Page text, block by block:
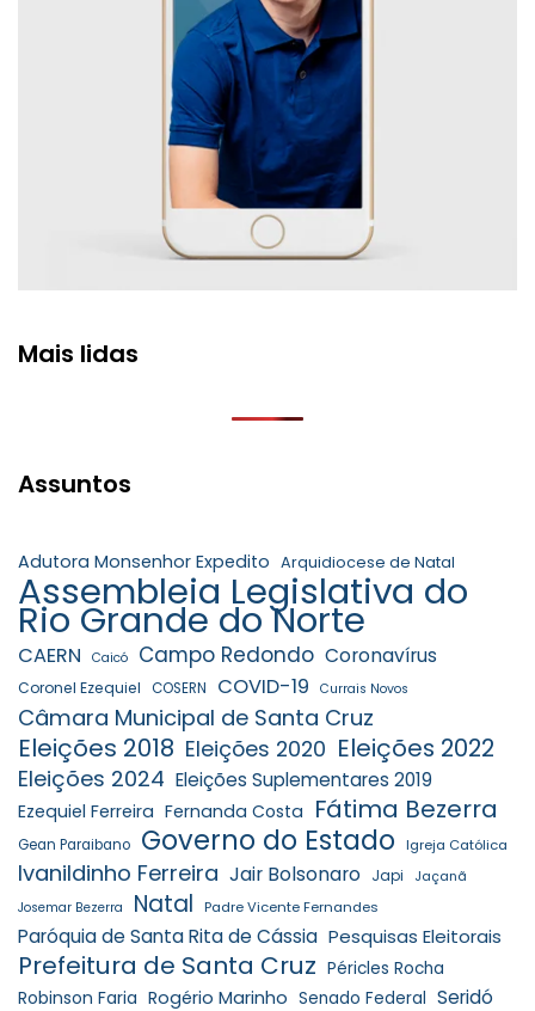
Mais lidas
Assuntos
Adutora Monsenhor Expedito Arquidiocese de Natal
Assembleia Legislativa do
Rio Grande do Norte
CAERN Caicó Campo Redondo Coronavírus
Coronel Ezequiel COSERN COVID-19 Currais Novos
Câmara Municipal de Santa Cruz
Eleições 2018 Eleições 2020 Eleições 2022
Eleições 2024 Eleições Suplementares 2019
Ezequiel Ferreira Fernanda Costa Fátima Bezerra
Gean Paraibano Governo do Estado Igreja Católica
Ivanildinho Ferreira Jair Bolsonaro Japi Jaçanã
Josemar Bezerra Natal Padre Vicente Fernandes
Paróquia de Santa Rita de Cássia Pesquisas Eleitorais
Prefeitura de Santa Cruz Péricles Rocha
Robinson Faria Rogério Marinho Senado Federal Seridó